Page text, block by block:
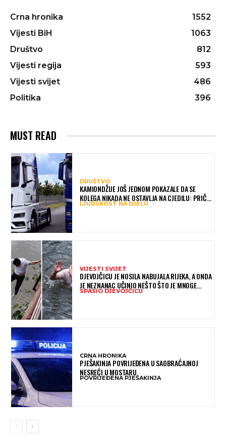
Crna hronika
1552
Vijesti BiH
1063
Društvo
812
Vijesti regija
593
Vijesti svijet
486
Politika
396
MUST READ
DRUŠTVO
KAMIONDŽIJE JOŠ JEDNOM POKAZALE DA SE
KOLEGA NIKADA NE OSTAVLJA NA CJEDILU: PRIČA
IZ HAMBURGA DIRNULA MNOGE
LJUDSKOST NA DJELU
VIJESTI SVIJET
DJEVOJČICU JE NOSILA NABUJALA RIJEKA, A ONDA
JE NEZNANAC UČINIO NEŠTO ŠTO JE MNOGE
OSTAVILO BEZ RIJEČI
SPASIO DJEVOJČICU
CRNA HRONIKA
PJEŠAKINJA POVRIJEĐENA U SAOBRAĆAJNOJ
NESREĆI U MOSTARU
POVRIJEĐENA PJEŠAKINJA